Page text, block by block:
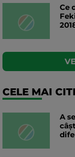
Ce
CELE MAI
A